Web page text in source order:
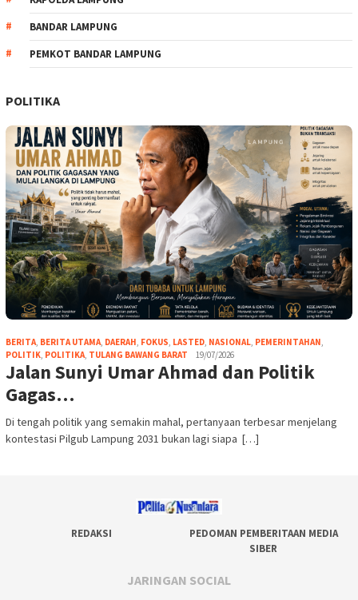
BANDAR LAMPUNG
PEMKOT BANDAR LAMPUNG
POLITIKA
BERITA, BERITA UTAMA, DAERAH, FOKUS, LASTED, NASIONAL, PEMERINTAHAN,
POLITIK, POLITIKA, TULANG BAWANG BARAT 19/07/2026
Jalan Sunyi Umar Ahmad dan Politik
Gagas…
Di tengah politik yang semakin mahal, pertanyaan terbesar menjelang
kontestasi Pilgub Lampung 2031 bukan lagi siapa […]
REDAKSI
PEDOMAN PEMBERITAAN MEDIA
SIBER
JARINGAN SOCIAL